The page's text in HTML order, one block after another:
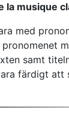
la musique
med
samt
färdigt att